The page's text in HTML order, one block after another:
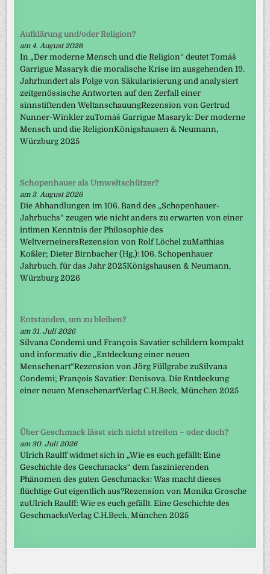
Aufklärung und/oder Religion?
am 4. August 2026
In „Der moderne Mensch und die Religion“ deutet Tomáš
Garrigue Masaryk die moralische Krise im ausgehenden 19.
Jahrhundert als Folge von Säkularisierung und analysiert
zeitgenössische Antworten auf den Zerfall einer
sinnstiftenden WeltanschauungRezension von Gertrud
Nunner-Winkler zuTomáš Garrigue Masaryk: Der moderne
Mensch und die ReligionKönigshausen & Neumann,
Würzburg 2025
Schopenhauer als Umweltschützer?
am 3. August 2026
Die Abhandlungen im 106. Band des „Schopenhauer-
Jahrbuchs“ zeugen wie nicht anders zu erwarten von einer
intimen Kenntnis der Philosophie des
WeltverneinersRezension von Rolf Löchel zuMatthias
Koßler; Dieter Birnbacher (Hg.): 106. Schopenhauer
Jahrbuch. für das Jahr 2025Königshausen & Neumann,
Würzburg 2026
Entstanden, um zu bleiben?
am 31. Juli 2026
Silvana Condemi und François Savatier schildern kompakt
und informativ die „Entdeckung einer neuen
Menschenart“Rezension von Jörg Füllgrabe zuSilvana
Condemi; François Savatier: Denisova. Die Entdeckung
einer neuen MenschenartVerlag C.H.Beck, München 2025
Über Geschmack lässt sich nicht streiten – oder doch?
am 30. Juli 2026
Ulrich Raulff widmet sich in „Wie es euch gefällt: Eine
Geschichte des Geschmacks“ dem faszinierenden
Phänomen des guten Geschmacks: Was macht dieses
flüchtige Gut eigentlich aus?Rezension von Monika Grosche
zuUlrich Raulff: Wie es euch gefällt. Eine Geschichte des
GeschmacksVerlag C.H.Beck, München 2025